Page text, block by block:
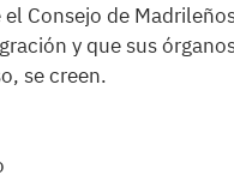
Consejo de
y que sus
se creen.